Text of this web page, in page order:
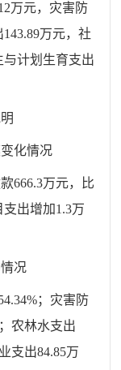
万元， 灾害防
143.89万元，社
计划生育支出
化情况
666.3万元，比
支出增加1.3万
况
%； 灾害防
；农林水支出
支出84.85万